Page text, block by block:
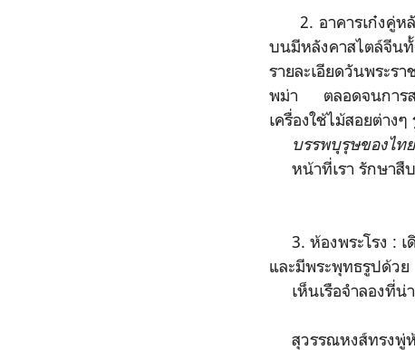
2. อาคารเก๋งคู่หลั
บนมีหลังคาสไตล์จีนทั้
รายละเอียดวันพระ
พม่า ตลอดจนการส
เครื่องใช้ไม้สอยต่าง
บรรพบุรุษของไท
หน้าที่เรา รักษาสื
3. ห้องพระโรง : เ
และมีพระพุทธรูปด้วย
เห็นเรือจำลองที่น่
สุวรรณหงส์ทรง